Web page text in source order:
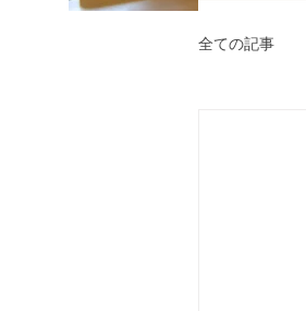
全ての記事